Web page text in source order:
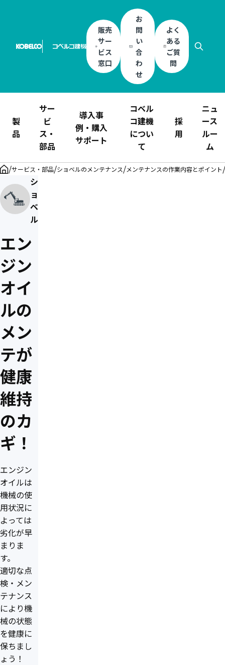
販売
サー
ビス
窓口
お
問
い
合
わ
せ
よく
ある
ご質
問
製
品
サー
ビ
ス・
部品
導入事
例・購入
サポート
コベル
コ建機
につい
て
採
用
ニュ
ース
ルー
ム
/サービス・部品/ショベルのメンテナンス/メンテナンスの作業内容とポイント/
シ
ョ
ベ
ル
エン
ジン
オイ
ルの
メン
テが
健康
維持
のカ
ギ！
エンジン
オイルは
機械の使
用状況に
よっては
劣化が早
まりま
す。
適切な点
検・メン
テナンス
により機
械の状態
を健康に
保ちまし
ょう！